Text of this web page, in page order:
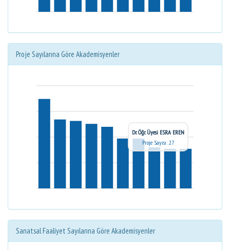
Proje Sayılarına Göre Akademisyenler
Dr. Öğr. Üyesi ESRA EREN
Proje Sayısı: 27
Sanatsal Faaliyet Sayılarına Göre Akademisyenler